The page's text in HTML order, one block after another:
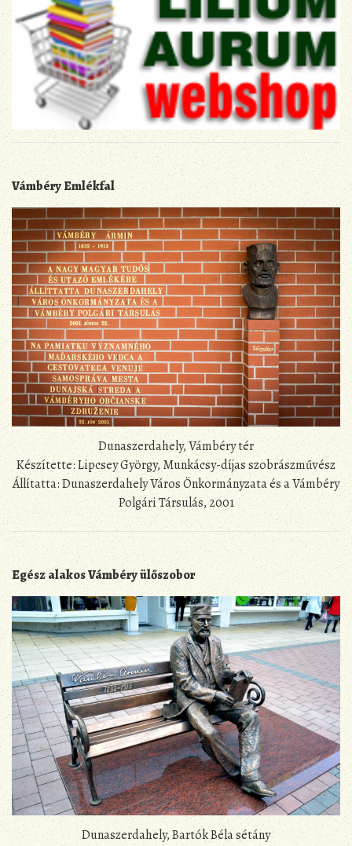
Vámbéry Emlékfal
Dunaszerdahely, Vámbéry tér
Készítette: Lipcsey György, Munkácsy-díjas szobrászművész
Állítatta: Dunaszerdahely Város Önkormányzata és a Vámbéry
Polgári Társulás, 2001
Egész alakos Vámbéry ülőszobor
Dunaszerdahely, Bartók Béla sétány